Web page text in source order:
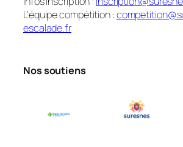
L’équipe compétition :
escalade.fr
Nos soutiens